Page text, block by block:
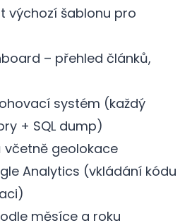
výchozí šablonu pro
– přehled článků,
systém (každý
+ SQL dump)
včetně geolokace
Analytics (vkládání kódu
měsíce a roku